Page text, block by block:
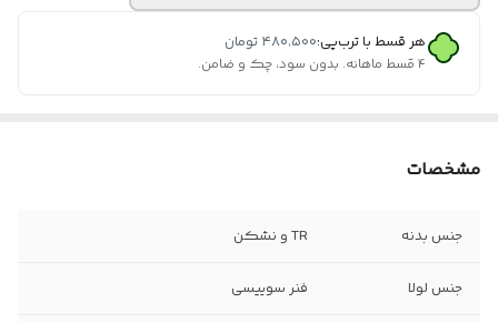
هر قسط با ترب‌پی:۴۸۰٬۵۰۰ تومان
۴ قسط ماهانه. بدون سود، چک و ضامن.
مشخصات
جنس بدنه TR و نشکن
جنس لولا فنر سوییسی